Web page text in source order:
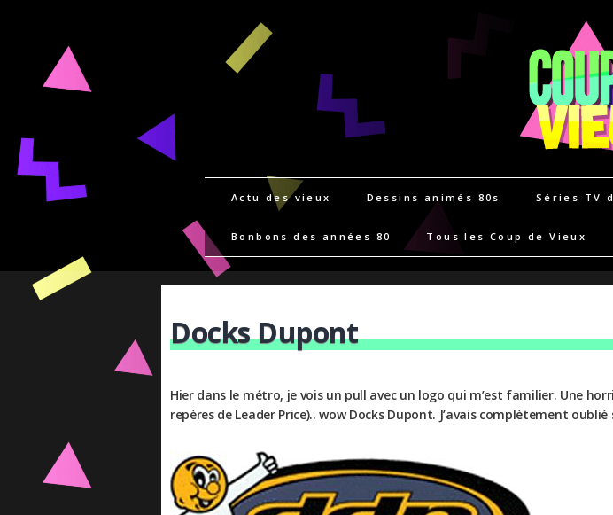
Actu des vieux Dessins animés 80s Séries TV
Bonbons des années 80 Tous les Coup de Vieux
Docks Dupont
Hier dans le métro, je vois un pull avec un logo qui m’est familier. Une
repères de Leader Price).. wow Docks Dupont. J’avais complètement oublié